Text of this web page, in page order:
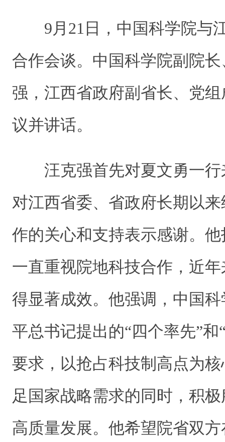
9月21日，中国科学院与
合作会谈。中国科学院副院
强，江西省政府副省长、党
议并讲话。
汪克强首先对夏文勇一
对江西省委、省政府长期以
作的关心和支持表示感谢。
一直重视院地科技合作，近
得显著成效。他强调，中国
平总书记提出的“四个率先”和
要求，以抢占科技制高点为
足国家战略需求的同时，积
高质量发展。他希望院省双